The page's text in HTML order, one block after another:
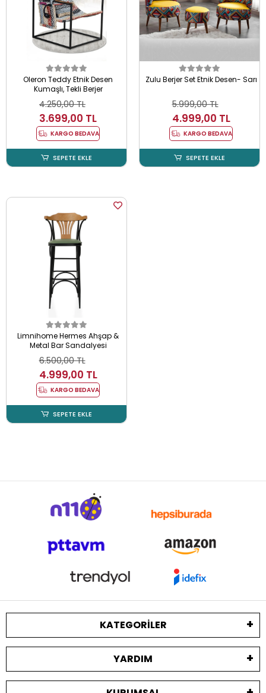
Oleron Teddy Etnik Desen
Kumaşlı, Tekli Berjer
4.250,00 TL
3.699,00 TL
KARGO BEDAVA
SEPETE EKLE
Zulu Berjer Set Etnik Desen- Sarı
5.999,00 TL
4.999,00 TL
KARGO BEDAVA
SEPETE EKLE
Limnihome Hermes Ahşap &
Metal Bar Sandalyesi
6.500,00 TL
4.999,00 TL
KARGO BEDAVA
SEPETE EKLE
KATEGORILER
YARDIM